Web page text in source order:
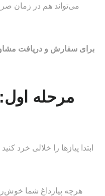
می‌تواند هم در زمان
برای سفارش و دریافت
مرحله
ابتدا پیازها را خلالی خرد
هرچه پیازداغ شما